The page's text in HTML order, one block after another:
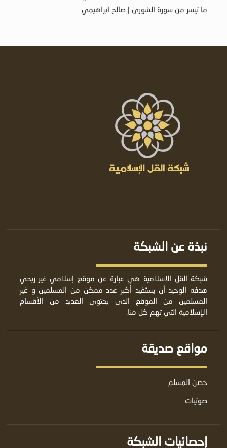
ما تيسر من سورة الشورى | صالح ابراهيمي
نبذة عن الشبكة
شبكة القل الإسلامية هي عبارة عن موقع إسلامي غير ربحي
هدفه الوحيد أن يستفيد أكبر عدد ممكن من المسلمين و غير
المسلمين من الموقع الذي يحتوي العديد من الأقسام
الإسلامية التي تهم كل منا.
مواقع صديقة
حصن المسلم
صوتيات
إحصائيات الشبكة